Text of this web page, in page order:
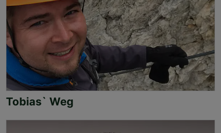
Tobias` Weg